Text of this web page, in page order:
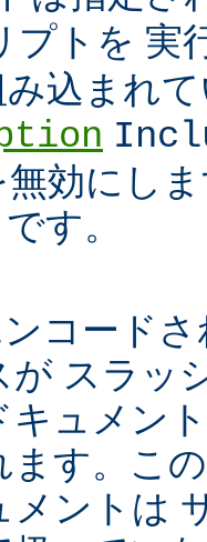
プトを 実
込まれ
効にし
す。
コード
が スラッ
キュメン
ます。こ
メントは